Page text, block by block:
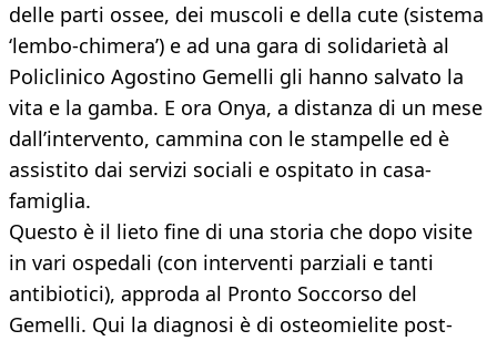
delle parti ossee, dei muscoli e della cute (sistema
‘lembo-chimera’) e ad una gara di solidarietà al
Policlinico Agostino Gemelli gli hanno salvato la
vita e la gamba. E ora Onya, a distanza di un mese
dall’intervento, cammina con le stampelle ed è
assistito dai servizi sociali e ospitato in casa-
famiglia.
Questo è il lieto fine di una storia che dopo visite
in vari ospedali (con interventi parziali e tanti
antibiotici), approda al Pronto Soccorso del
Gemelli. Qui la diagnosi è di osteomielite post-